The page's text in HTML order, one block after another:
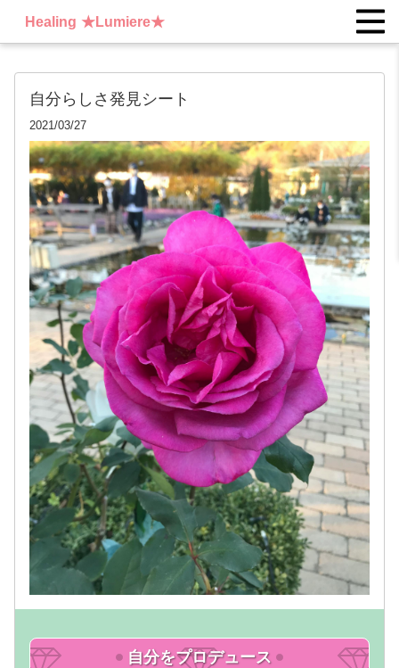
Healing ★Lumiere★
自分らしさ発見シート
2021/03/27
自分をプロデュース